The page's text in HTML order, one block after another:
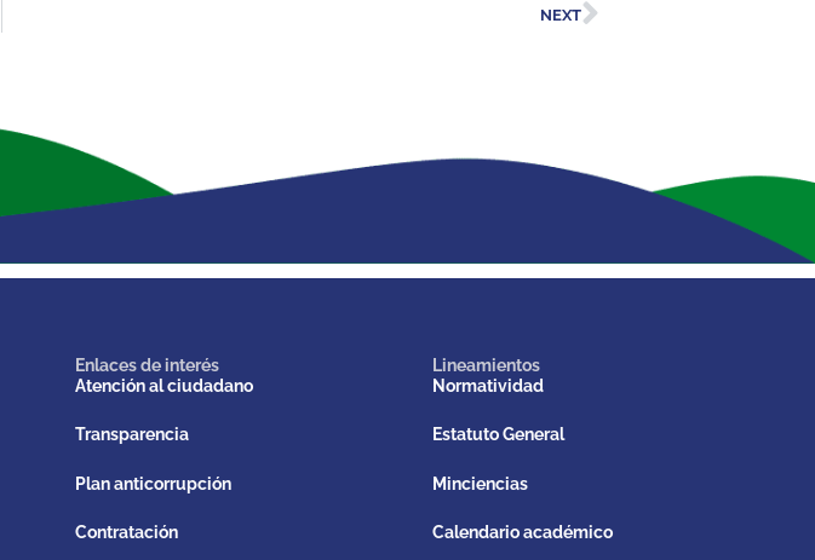
NEXT
Enlaces de interés
Atención al ciudadano
Transparencia
Plan anticorrupción
Contratación
Lineamientos
Normatividad
Estatuto General
Minciencias
Calendario académico